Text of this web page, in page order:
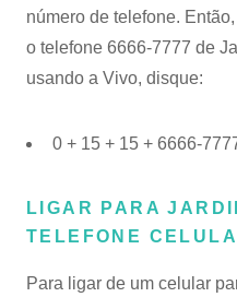
número de telefone.
o telefone 6666-7777 de
usando a Vivo, disque:
0 + 15 + 15 + 6666-
LIGAR PARA
TELEFONE
Para ligar de um celular